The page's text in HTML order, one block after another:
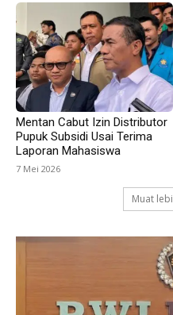
Mentan Cabut Izin Distributor
Pupuk Subsidi Usai Terima
Laporan Mahasiswa
7 Mei 2026
Muat